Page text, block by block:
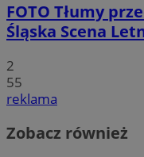
FOTO Tłumy
Śląska Scena
2
55
reklama
Zobacz również